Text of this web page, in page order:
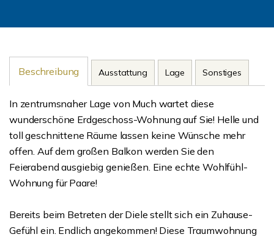
Beschreibung Ausstattung Lage Sonstiges
In zentrumsnaher Lage von Much wartet diese
wunderschöne Erdgeschoss-Wohnung auf Sie! Helle und
toll geschnittene Räume lassen keine Wünsche mehr
offen. Auf dem großen Balkon werden Sie den
Feierabend ausgiebig genießen. Eine echte Wohlfühl-
Wohnung für Paare!
Bereits beim Betreten der Diele stellt sich ein Zuhause-
Gefühl ein. Endlich angekommen! Diese Traumwohnung